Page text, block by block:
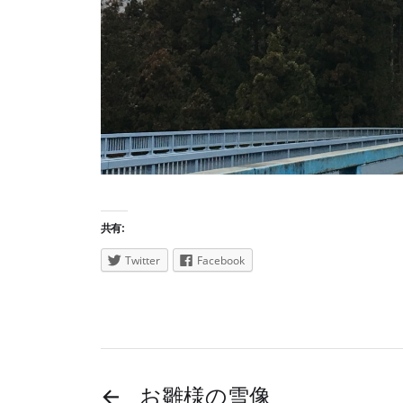
共有:
Twitter Facebook
← お雛様の雪像